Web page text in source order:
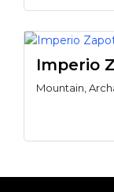
Imperio
Mountain,